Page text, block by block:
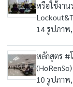
หรือใช้งา
14 รูปภาพ
หลักสูตร #
10 รูปภาพ